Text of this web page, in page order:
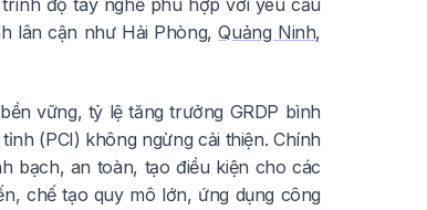
độ tay nghề phù hợp với yêu cầu
lân cận như Hải Phòng,Quảng Ninh,
vững, tỷ lệ tăng trưởng GRDP bình
(PCI) không ngừng cải thiện. Chính
bạch, an toàn, tạo điều kiện cho các
chế tạo quy mô lớn, ứng dụng công